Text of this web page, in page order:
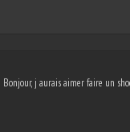
Bonjour, j aurais aimer faire un